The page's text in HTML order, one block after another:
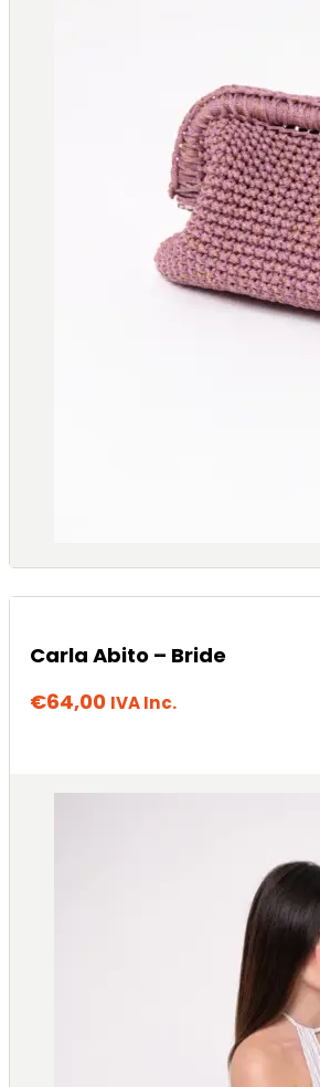
Carla Abito – Bride
€64,00 IVA Inc.